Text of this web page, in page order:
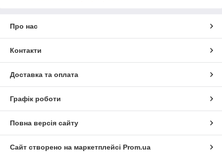
Про нас
Контакти
Доставка та оплата
Графік роботи
Повна версія сайту
Сайт створено на маркетплейсі Prom.ua